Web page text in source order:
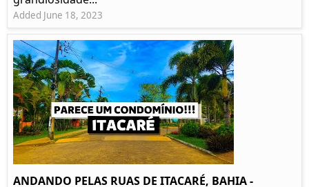
Added June 18, 2023
ANDANDO PELAS RUAS DE ITACARÉ, BAHIA -